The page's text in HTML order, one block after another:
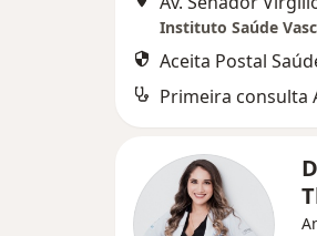
Instituto Saúde
Aceita Postal
Primeira consulta